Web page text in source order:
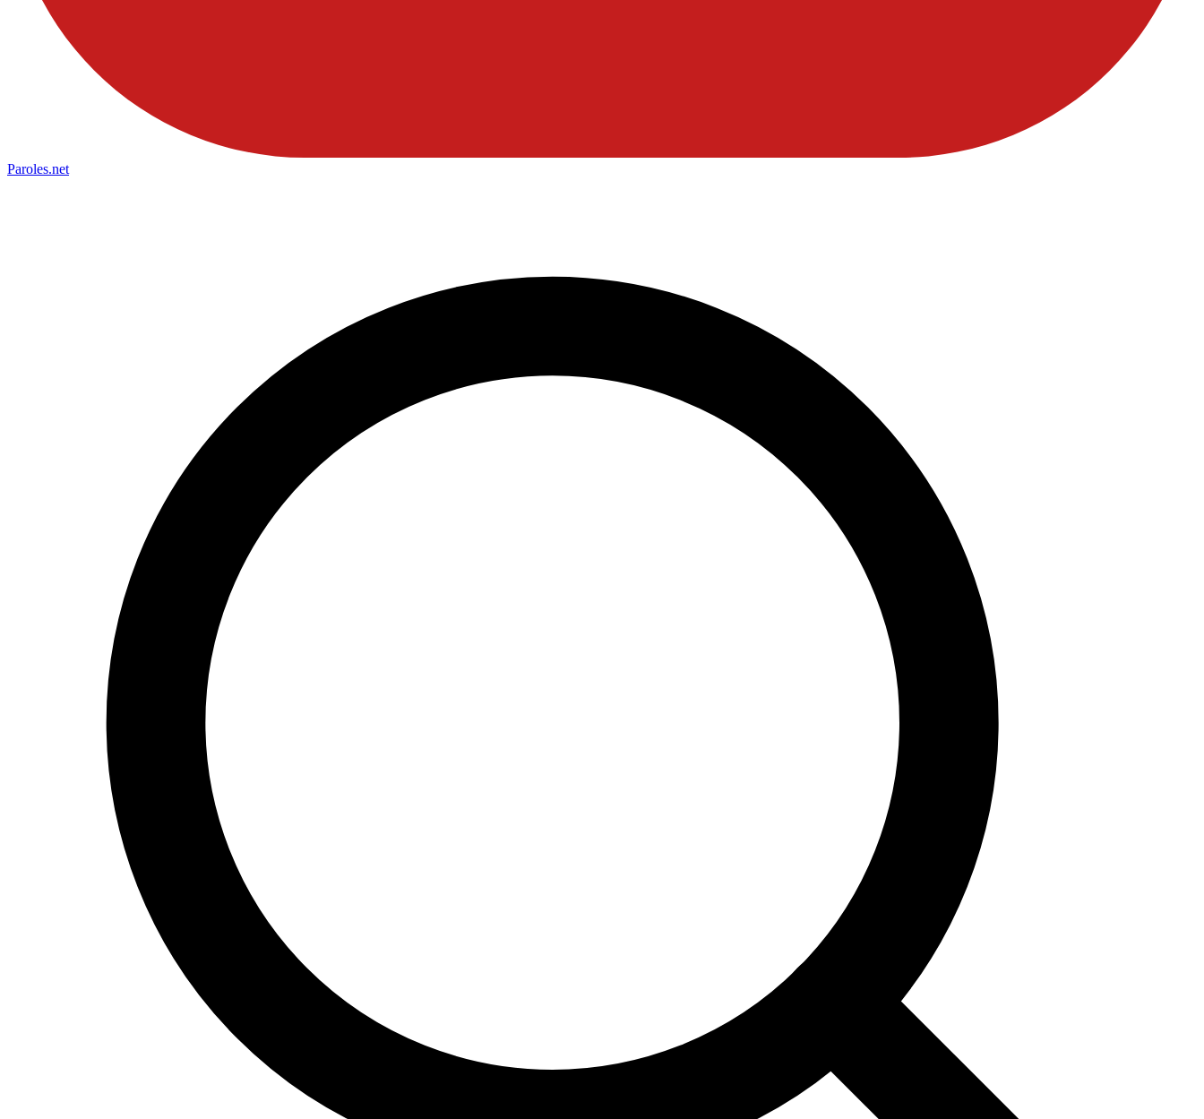
Paroles.net